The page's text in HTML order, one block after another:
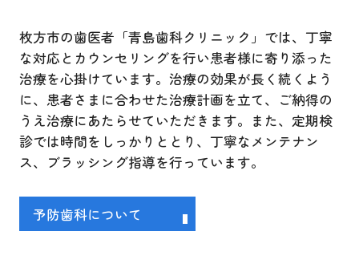
枚方市の歯医者「青島歯科クリニック」では、丁寧
な対応とカウンセリングを行い患者様に寄り添った
治療を心掛けています。治療の効果が長く続くよう
に、患者さまに合わせた治療計画を立て、ご納得の
うえ治療にあたらせていただきます。また、定期検
診では時間をしっかりととり、丁寧なメンテナン
ス、ブラッシング指導を行っています。
予防歯科について